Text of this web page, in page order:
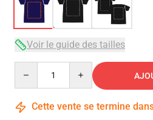
Voir le guide des tailles
Cette vente se termine